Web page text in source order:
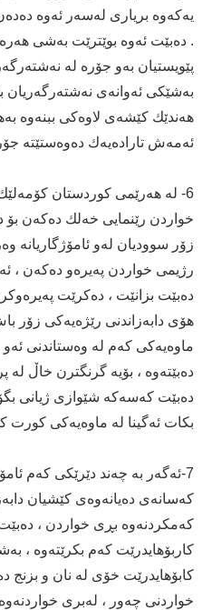
یه‌كه‌وه‌ بریاری له‌سه‌ر ئه‌وه‌
. ده‌بێت ئه‌وه‌ بوێترێت به‌شی
پێویستیان به‌و جۆره‌ له‌
به‌شێكی ئه‌وانه‌ی نه‌شته‌رگه‌ریان
ھه‌ندێك كێشه‌ی لاوه‌كی ببنه‌وه‌
ئه‌مه‌ش تاراده‌یه‌ك ده‌وه‌ستێته‌
6- له‌ هه‌رێمی كوردستان
خواردن رێنمایی خه‌لك ده‌كه‌ن بۆ
زۆر سوودیان له‌و ئامۆژگاریانه‌
رژیمی خواردن په‌یره‌و ده‌كه‌ن ،
ده‌بێت بزانێت ، ده‌كرێت
ھۆی دابه‌زاندنی رێژه‌یه‌كی زۆر
ماوه‌یه‌كی كه‌م له‌ وه‌ستاندنی
ده‌بێته‌وه‌ ، بۆیه‌ گرنگترن خاڵ
ده‌بێت كه‌سه‌كه‌ شێوازی ژیانی
بكات ئه‌گینا له‌ ماوه‌یه‌كی كورت
7-ئه‌گه‌ر به‌ چه‌ند دێرێكی كه‌م
كه‌سانه‌ی ده‌یانه‌وه‌ی كێشیان
كه‌مكردنه‌وه‌ بڕی خواردن ،
كاربۆھایدرێت كه‌م بكرێته‌وه‌ ،
كابۆھایدرێت خۆی له‌ نان و بزنج
خواردنی چه‌ور ، له‌بری